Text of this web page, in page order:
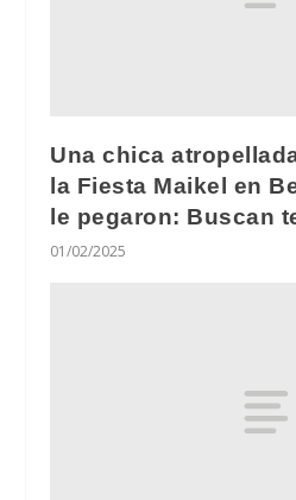
Una chica
la Fiesta Maikel en
le pegaron: Buscan
01/02/2025